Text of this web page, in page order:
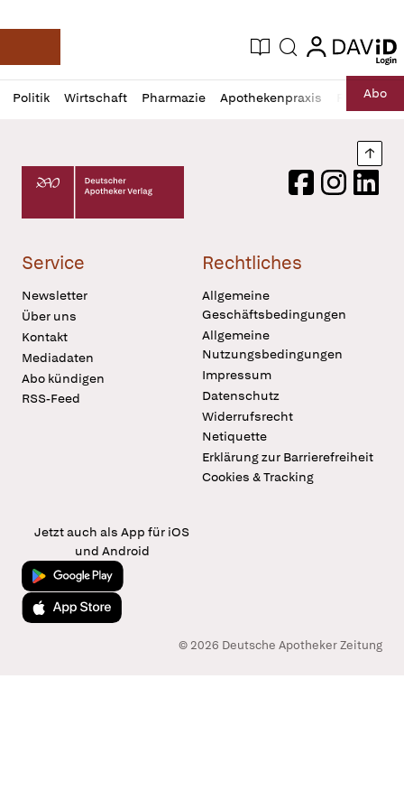
Deutsche Apotheker Zeitung
Aktuelle Ausgabe
Suche login
login
Politik Wirtschaft Pharmazie Apothekenpraxis RechtAbo
Profil
öffnen
Daz
Pur
Deutscher Apotheker Verlag Logo
FacebookInstagram
Service
Newsletter
Über uns
Kontakt
Mediadaten
Abo kündigen
RSS-Feed
Rechtliches
Allgemeine
Geschäftsbedingungen
Allgemeine
Nutzungsbedingungen
Impressum
Datenschutz
Widerrufsrecht
Netiquette
Erklärung zur Barrierefreiheit
Cookies & Tracking
Jetzt auch als App für iOS
und Android
Jetzt bei Google Play
Laden im App Store
© 2026 Deutsche Apotheker Zeitung